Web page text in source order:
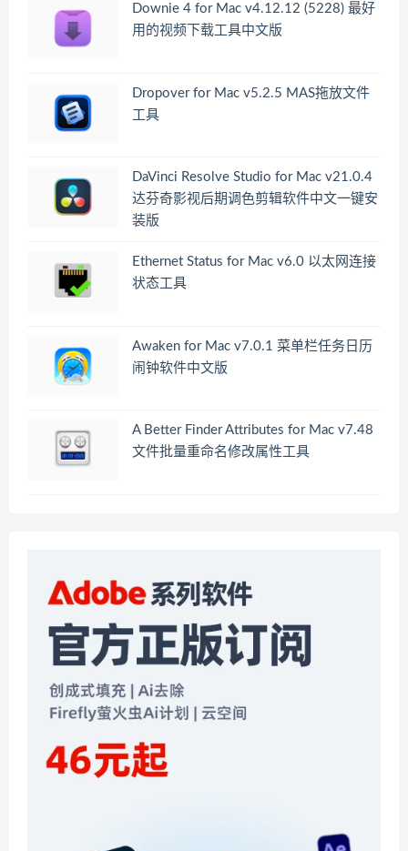
Downie 4 for Mac v4.12.12 (5228) 最好
用的视频下载工具中文版
Dropover for Mac v5.2.5 MAS拖放文件
工具
DaVinci Resolve Studio for Mac v21.0.4
达芬奇影视后期调色剪辑软件中文一键安
装版
Ethernet Status for Mac v6.0 以太网连接
状态工具
Awaken for Mac v7.0.1 菜单栏任务日历
闹钟软件中文版
A Better Finder Attributes for Mac v7.48
文件批量重命名修改属性工具